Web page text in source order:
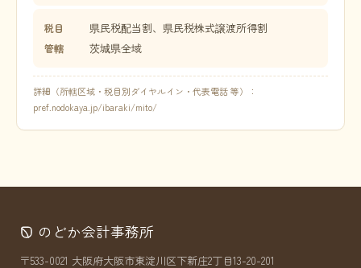
税目 県民税配当割、県民税株式譲渡所得割
管轄 茨城県全域
詳細（所轄区域・税目別ダイヤルイン・代表電話 等）：
pref.nodokaya.jp/ibaraki/mito/
のどか会計事務所
〒533-0021 大阪府大阪市東淀川区下新庄2丁目13-20-201